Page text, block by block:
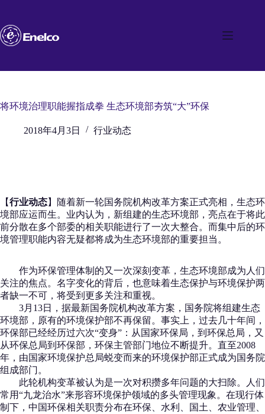
内
容
将环境治理职能握指成拳 生态环境部夯筑“大”环保
2018年4月3日 行业动态
【行业动态】随着新一轮国务院机构改革方案正式亮相，生态环
境部应运而生。业内认为，新组建的生态环境部，亮点在于将此
前分散在多个部委的相关职能进行了一次大整合。而集中后的环
境管理职能内容无疑都将成为生态环境部的重要担当。
作为环保管理体制的又一次深刻变革，生态环境部成为人们
关注的焦点。名字变化的背后，也意味着生态保护与环境保护两
者缺一不可，将受到更多关注和重视。
3月13日，据最新国务院机构改革方案，国务院将组建生态
环境部，原有的环境保护部不再保留。事实上，过去几十年间，
环保部已经经历过六次“变身”：从国家环保局，到环保总局，又
从环保总局到环保部，环保主管部门地位不断提升。直至2008
年，由国家环境保护总局蜕变而来的环境保护部正式成为国务院
组成部门。
此轮机构变革被认为是一次对积攒多年问题的大扫除。人们
常用“九龙治水”来形容环境保护领域的多头管理现象。在现行体
制下，中国环保相关职责分布在环保、水利、国土、农业管理、